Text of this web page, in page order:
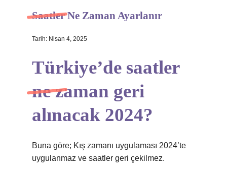
Hakkımızda
Saatler Ne Zaman Ayarlanır
Tarih: Nisan 4, 2025
Türkiye’de saatler
ne zaman geri
alınacak 2024?
Buna göre; Kış zamanı uygulaması 2024’te
uygulanmaz ve saatler geri çekilmez.